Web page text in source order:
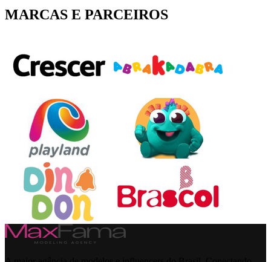
MARCAS E PARCEIROS